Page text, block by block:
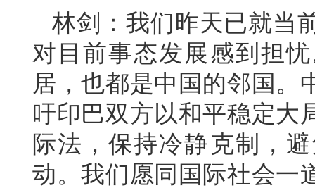
林剑：我们昨天已就当
对目前事态发展感到担
居，也都是中国的邻国。
吁印巴双方以和平稳定大
际法，保持冷静克制，
动。我们愿同国际社会一